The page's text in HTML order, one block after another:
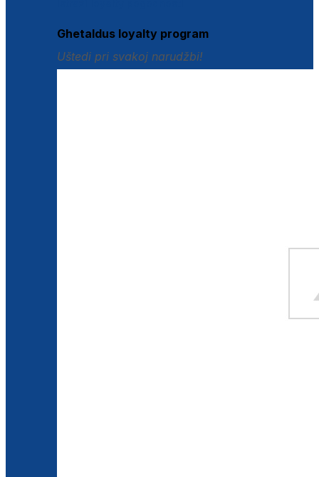
Ghetaldus loyalty program
Uštedi pri svakoj narudžbi!